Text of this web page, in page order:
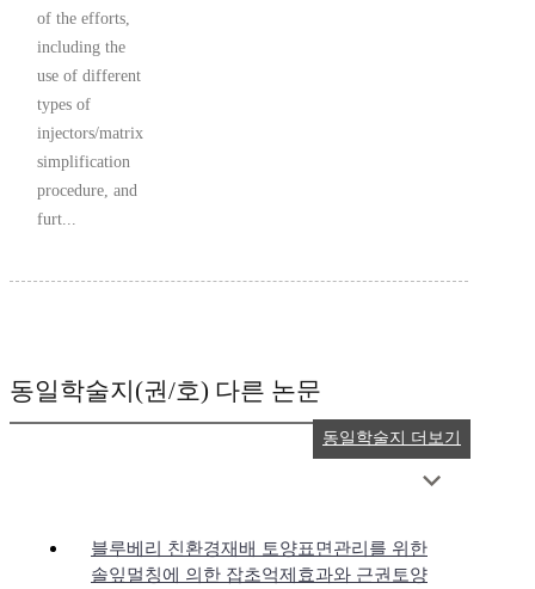
of the efforts,
including the
use of different
types of
injectors/matrix
simplification
procedure, and
furt...
동일학술지(권/호) 다른 논문
블루베리 친환경재배 토양표면관리를 위한
솔잎멀칭에 의한 잡초억제효과와 근권토양
동일학술지 더보기